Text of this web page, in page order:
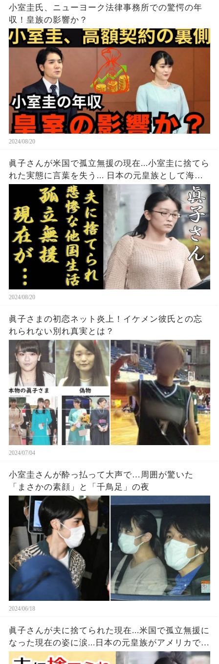
小室圭氏、ニューヨーク法律事務所での驚愕の年
収！皇族の影響か？
2024/08/20
眞子さんが米国で孤立無援の現在...小室圭に捨てら
れた実態に言葉を失う... 日本の元皇族として海外
で悲惨すぎる現在の生活や職業に一同驚愕...！
2024/08/20
眞子さまの初恋ネット炎上！イケメン彼氏との忘
れられない別れ真実とは？
2024/07/04
小室圭さんが酔っ払って大声で…周囲が驚いた
「まさかの素顔」と「千鳥足」の夜
2024/06/18
眞子さんが夫に捨てられた現在...米国で孤立無援に
なった現在の姿に涙...日本の元皇族がアメリカで購
入した宅の価格で現在の職業に一同驚愕！